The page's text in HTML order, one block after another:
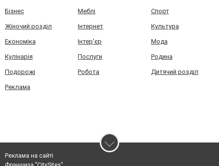
Бізнес Меблі Спорт
Жіночий розділ Інтернет Культура
Економіка Інтер'єр Мода
Кулінарія Послуги Родина
Подорожі Робота Дитячий розділ
Реклама
Реклама на сайті